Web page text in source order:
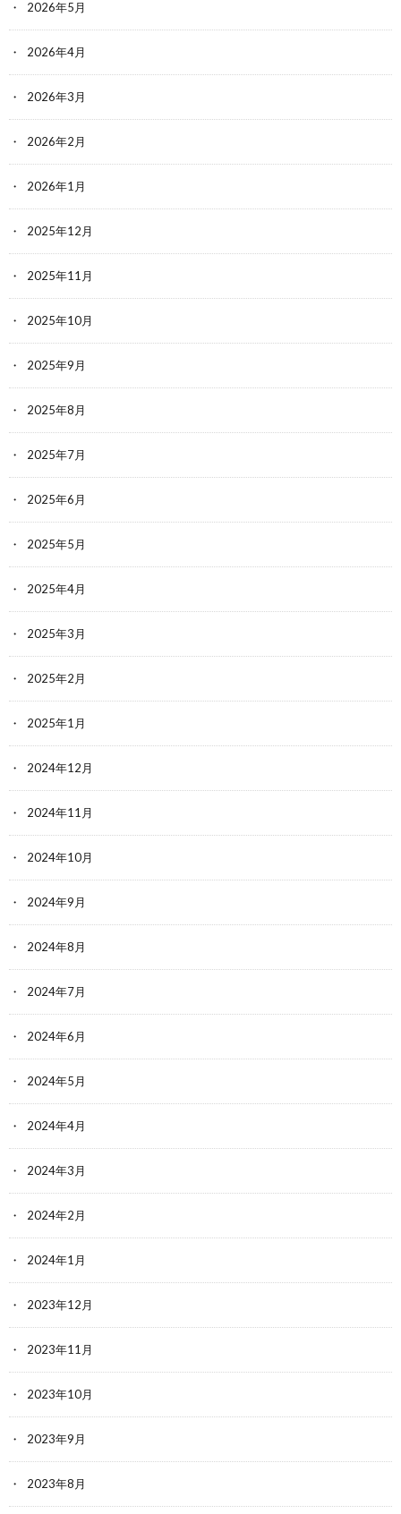
2026年5月
2026年4月
2026年3月
2026年2月
2026年1月
2025年12月
2025年11月
2025年10月
2025年9月
2025年8月
2025年7月
2025年6月
2025年5月
2025年4月
2025年3月
2025年2月
2025年1月
2024年12月
2024年11月
2024年10月
2024年9月
2024年8月
2024年7月
2024年6月
2024年5月
2024年4月
2024年3月
2024年2月
2024年1月
2023年12月
2023年11月
2023年10月
2023年9月
2023年8月